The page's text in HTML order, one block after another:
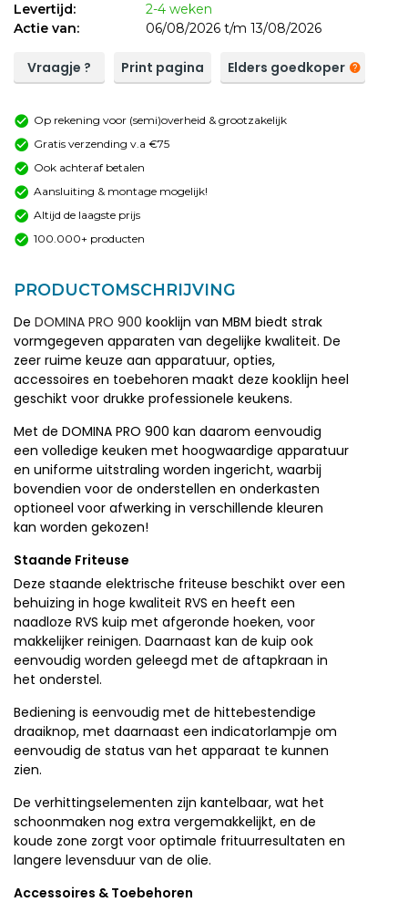
Levertijd:
2-4 weken
Actie van:
06/08/2026 t/m 13/08/2026
Vraagje ? Print pagina Elders goedkoper
Op rekening voor (semi)overheid & grootzakelijk
Gratis verzending v.a €75
Ook achteraf betalen
Aansluiting & montage mogelijk!
Altijd de laagste prijs
100.000+ producten
PRODUCTOMSCHRIJVING
De DOMINA PRO 900 kooklijn van MBM biedt strak
vormgegeven apparaten van degelijke kwaliteit. De
zeer ruime keuze aan apparatuur, opties,
accessoires en toebehoren maakt deze kooklijn heel
geschikt voor drukke professionele keukens.
Met de DOMINA PRO 900 kan daarom eenvoudig
een volledige keuken met hoogwaardige apparatuur
en uniforme uitstraling worden ingericht, waarbij
bovendien voor de onderstellen en onderkasten
optioneel voor afwerking in verschillende kleuren
kan worden gekozen!
Staande Friteuse
Deze staande elektrische friteuse beschikt over een
behuizing in hoge kwaliteit RVS en heeft een
naadloze RVS kuip met afgeronde hoeken, voor
makkelijker reinigen. Daarnaast kan de kuip ook
eenvoudig worden geleegd met de aftapkraan in
het onderstel.
Bediening is eenvoudig met de hittebestendige
draaiknop, met daarnaast een indicatorlampje om
eenvoudig de status van het apparaat te kunnen
zien.
De verhittingselementen zijn kantelbaar, wat het
schoonmaken nog extra vergemakkelijkt, en de
koude zone zorgt voor optimale frituurresultaten en
langere levensduur van de olie.
Accessoires & Toebehoren